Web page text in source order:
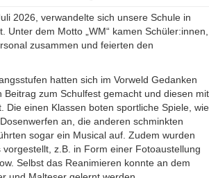
2026, verwandelte sich unsere Schule in
Unter dem Motto „WM“ kamen Schüler:innen,
zusammen und feierten den
hatten sich im Vorweld Gedanken
Beitrag zum Schulfest gemacht und diesen mit
Die einen Klassen boten sportliche Spiele, wie
an, die anderen schminkten
sogar ein Musical auf. Zudem wurden
vorgestellt, z.B. in Form einer Fotoaustellung
Selbst das Reanimieren konnte an dem